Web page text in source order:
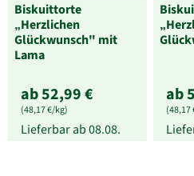
Biskuittorte
„Herzlichen
Glückwunsch" mit
Lama
ab 52,99 €
(48,17 €/kg)
Lieferbar ab08.08.
ab
(48,17